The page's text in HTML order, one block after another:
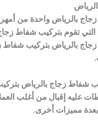
بالرياض واحدة من
التي تقومبتركيب شفاط
بالرياض بتركيب شفاط
شفاط زجاج بالرياض
عليه إقبال من أغلب
مميزات أخرى.